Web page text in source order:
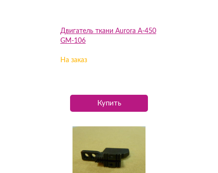
Двигатель ткани Aurora A-450
GM-106
На заказ
Купить